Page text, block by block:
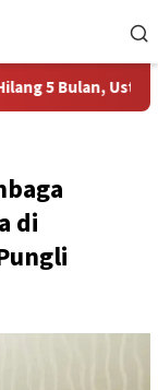
Ustadz Ujang
di